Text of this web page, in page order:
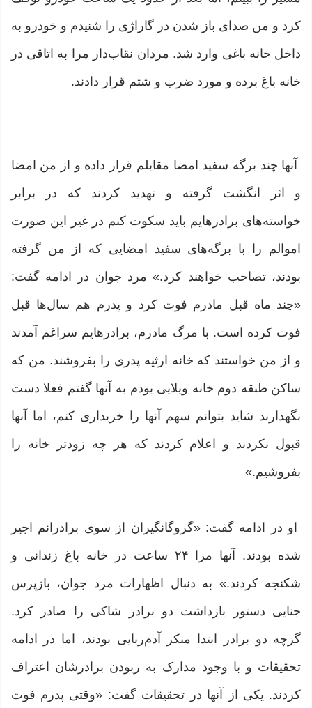
کرد و من صدای باز شدن در گاراژی را شنیدم و خودرو به
داخل خانه باغی وارد شد. مردان نقاب‌دار مرا به اتاقی در
خانه باغ برده و مورد ضرب و شتم قرار دادند.
آنها چند برگه سفید امضا مقابلم قرار داده و از من امضا
و اثر انگشت گرفته و تهدید کردند که در برابر
خواسته‌های برادرهایم باید سکوت کنم در غیر این صورت
اموالم را با برگه‌های سفید امضایی که از من گرفته
بودند، تصاحب خواهند کرد.» مرد جوان در ادامه گفت:
«چند ماه قبل مادرم فوت کرد و پدرم هم سال‌ها قبل
فوت کرده است. با مرگ مادرم، برادرهایم سراغم آمدند
و از من خواستند که خانه ارثیه پدری را بفروشند. من که
ساکن طبقه دوم خانه ویلایی بودم به آنها گفتم فعلا دست
نگهدارند شاید بتوانم سهم آنها را خریداری کنم، اما آنها
قبول نکردند و اعلام کردند که هر چه زودتر خانه را
بفروشیم.»
او در ادامه گفت: «گروگانگیران از سوی برادرانم اجیر
شده بودند. آنها مرا ۲۴ ساعت در خانه باغ زندانی و
شکنجه کردند.» به دنبال اظهارات مرد جوان، بازپرس
جنایی دستور بازداشت دو برادر شاکی را صادر کرد.
گرچه دو برادر ابتدا منکر آدم‌ربایی بودند، اما در ادامه
تحقیقات و با وجود مدارک به ربودن برادرشان اعتراف
کردند. یکی از آنها در تحقیقات گفت: «وقتی پدرم فوت